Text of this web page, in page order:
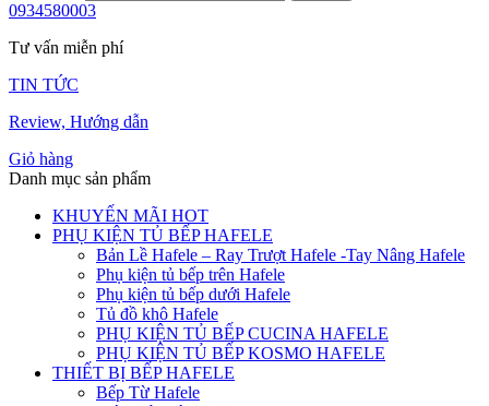
0934580003
Tư vấn miễn phí
TIN TỨC
Review, Hướng dẫn
Giỏ hàng
Danh mục sản phẩm
KHUYẾN MÃI HOT
PHỤ KIỆN TỦ BẾP HAFELE
Bản Lề Hafele – Ray Trượt Hafele -Tay Nâng Hafele
Phụ kiện tủ bếp trên Hafele
Phụ kiện tủ bếp dưới Hafele
Tủ đồ khô Hafele
PHỤ KIỆN TỦ BẾP CUCINA HAFELE
PHỤ KIỆN TỦ BẾP KOSMO HAFELE
THIẾT BỊ BẾP HAFELE
Bếp Từ Hafele